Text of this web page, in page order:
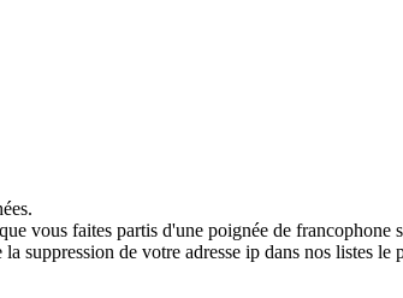
vous faites partis d'une poignée de francophone
suppression de votre adresse ip dans nos listes le